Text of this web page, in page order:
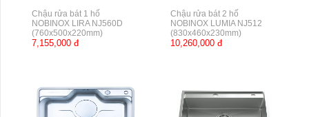
Chậu rửa bát 1 hố
NOBINOX LIRA NJ560D
(760x500x220mm)
7,155,000 đ
Chậu rửa bát 2 hố
NOBINOX LUMIA NJ512
(830x460x230mm)
10,260,000 đ